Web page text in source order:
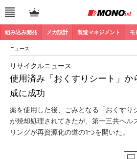
組み込み開発 メカ設計 製造マネジメント モ
ニュース
使用済み「おくすりシート」か
成に成功
リサイクルニュース
薬を使用した後、ごみとなる「おくすり
が焼却処理されてきたが、第一三共ヘル
リングが再資源化の道の1つを開いた。